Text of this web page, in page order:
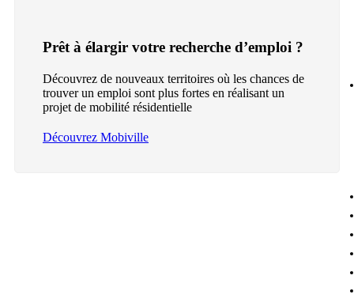
Prêt à élargir votre recherche d’emploi ?
Découvrez de nouveaux territoires où les chances de
trouver un emploi sont plus fortes en réalisant un
projet de mobilité résidentielle
Découvrez Mobiville